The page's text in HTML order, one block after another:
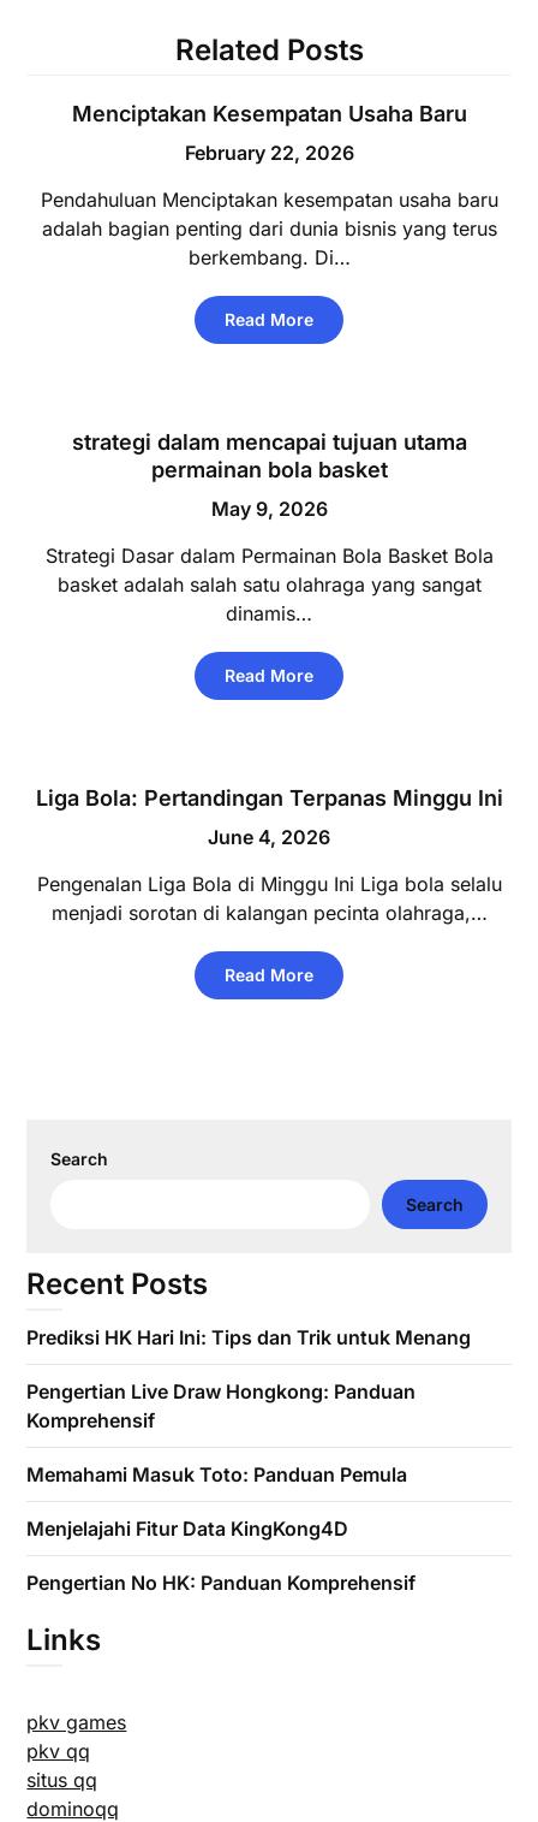
Related Posts
Menciptakan Kesempatan Usaha Baru
February 22, 2026
Pendahuluan Menciptakan kesempatan usaha baru
adalah bagian penting dari dunia bisnis yang terus
berkembang. Di…
Read More
strategi dalam mencapai tujuan utama
permainan bola basket
May 9, 2026
Strategi Dasar dalam Permainan Bola Basket Bola
basket adalah salah satu olahraga yang sangat
dinamis…
Read More
Liga Bola: Pertandingan Terpanas Minggu Ini
June 4, 2026
Pengenalan Liga Bola di Minggu Ini Liga bola selalu
menjadi sorotan di kalangan pecinta olahraga,…
Read More
Search
Search
Recent Posts
Prediksi HK Hari Ini: Tips dan Trik untuk Menang
Pengertian Live Draw Hongkong: Panduan
Komprehensif
Memahami Masuk Toto: Panduan Pemula
Menjelajahi Fitur Data KingKong4D
Pengertian No HK: Panduan Komprehensif
Links
pkv games
pkv qq
situs qq
dominoqq